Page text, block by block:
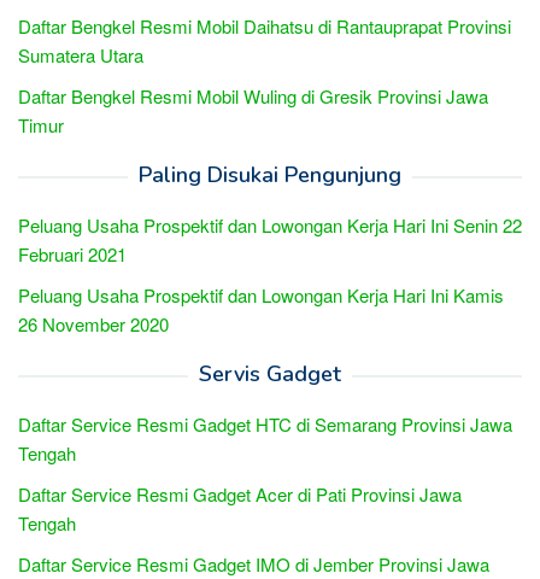
Daftar Bengkel Resmi Mobil Daihatsu di Rantauprapat Provinsi
Sumatera Utara
Daftar Bengkel Resmi Mobil Wuling di Gresik Provinsi Jawa
Timur
Paling Disukai Pengunjung
Peluang Usaha Prospektif dan Lowongan Kerja Hari Ini Senin 22
Februari 2021
Peluang Usaha Prospektif dan Lowongan Kerja Hari Ini Kamis
26 November 2020
Servis Gadget
Daftar Service Resmi Gadget HTC di Semarang Provinsi Jawa
Tengah
Daftar Service Resmi Gadget Acer di Pati Provinsi Jawa
Tengah
Daftar Service Resmi Gadget IMO di Jember Provinsi Jawa